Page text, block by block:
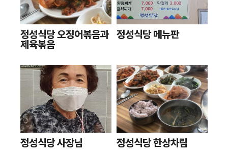
정성식당 오징어볶음과
제육볶음
정성식당 메뉴판
정성식당 사장님 정성식당 한상차림